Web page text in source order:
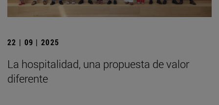
22 | 09 | 2025
La hospitalidad, una propuesta de valor
diferente